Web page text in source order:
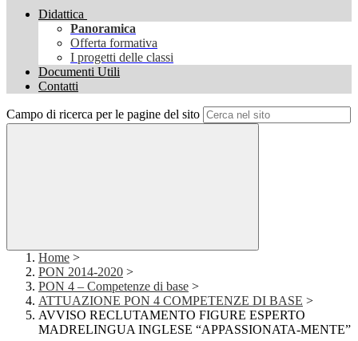
Didattica
Panoramica
Offerta formativa
I progetti delle classi
Documenti Utili
Contatti
Campo di ricerca per le pagine del sito
Home >
PON 2014-2020 >
PON 4 – Competenze di base >
ATTUAZIONE PON 4 COMPETENZE DI BASE >
AVVISO RECLUTAMENTO FIGURE ESPERTO
MADRELINGUA INGLESE “APPASSIONATA-MENTE”